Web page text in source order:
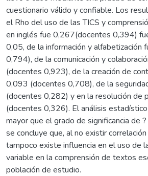
cuestionario válido y confiable. Los
el Rho del uso de las TICS y
en inglés fue 0,267(docentes 0,394)
0,05, de la información y alfabetización
0,794), de la comunicación y
(docentes 0,923), de la creación de
0,093 (docentes 0,708), de la
(docentes 0,282) y en la resolución de
(docentes 0,326). El análisis
mayor que el grado de significancia de
se concluye que, al no existir
tampoco existe influencia en el uso de
variable en la comprensión de textos
población de estudio.